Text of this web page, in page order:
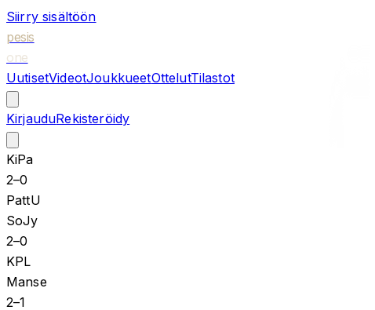
Siirry sisältöön
pesis
one
UutisetVideotJoukkueetOttelutTilastot
KirjauduRekisteröidy
KiPa
2–0
PattU
SoJy
2–0
KPL
Manse
2–1